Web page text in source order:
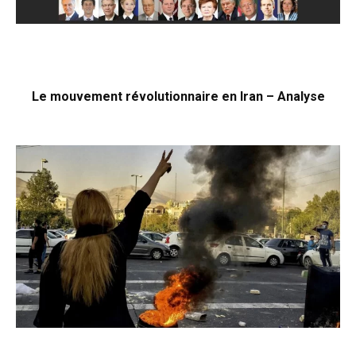
Le mouvement révolutionnaire en Iran – Analyse